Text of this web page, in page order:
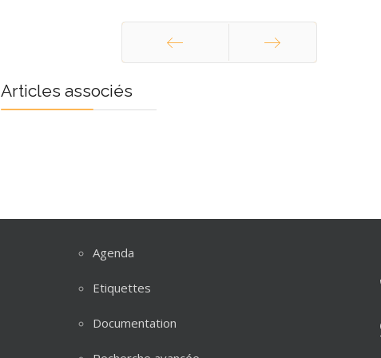
Articles associés
Agenda
Etiquettes
Documentation